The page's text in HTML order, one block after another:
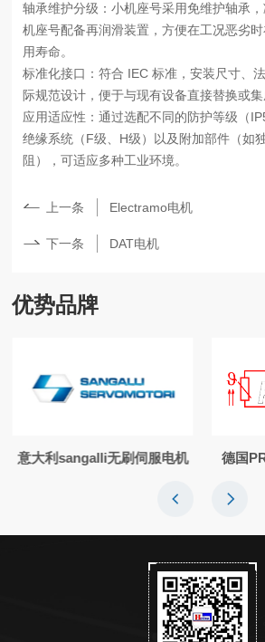
轴承维护分级：小机座号采用免维护轴承
机座号配备再润滑装置，方便在工况恶劣
用寿命。
标准化接口：符合 IEC 标准，安装尺寸、
际规范设计，便于与现有设备直接替换或集
应用适应性：通过选配不同的防护等级（
绝缘系统（F级、H级）以及附加部件（如
阻），可适应多种工业环境。
上一条 Electramo电机
下一条 DAT电机
优势品牌
意大利sangalli无刷伺服电机 德国